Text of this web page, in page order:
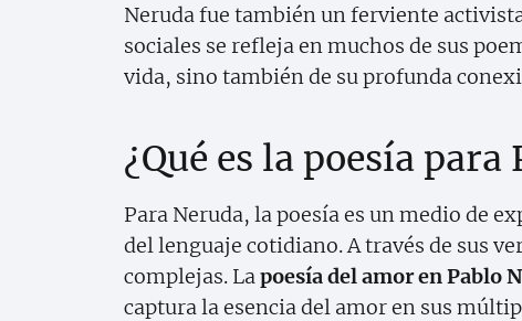
Neruda fue también un ferviente
sociales se refleja en muchos de sus
vida, sino también de su profunda
¿Qué es la poesía para
Para Neruda, la poesía es un medio de
del lenguaje cotidiano. A través de sus
complejas. La poesía del amor en Pablo
captura la esencia del amor en sus